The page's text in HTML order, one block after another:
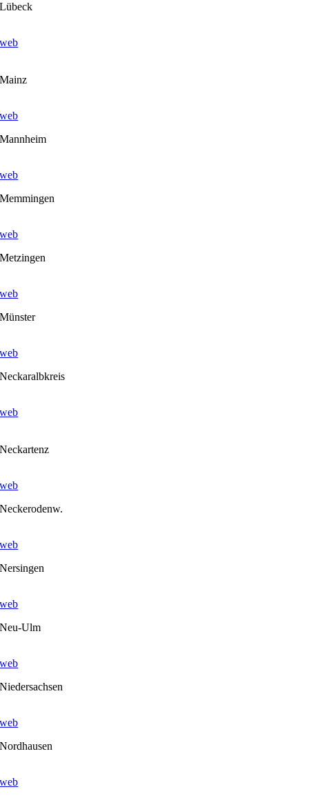
Lübeck
web
Mainz
web
Mannheim
web
Memmingen
web
Metzingen
web
Münster
web
Neckaralbkreis
web
Neckartenz
web
Neckerodenw.
web
Nersingen
web
Neu-Ulm
web
Niedersachsen
web
Nordhausen
web